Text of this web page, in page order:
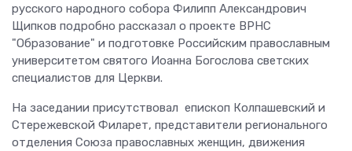
русского народного собора Филипп Александрович
Щипков подробно рассказал о проекте ВРНС
"Образование" и подготовке Российским православным
университетом святого Иоанна Богослова светских
специалистов для Церкви.
На заседании присутствовал епископ Колпашевский и
Стережевской Филарет, представители регионального
отделения Союза православных женщин, движения